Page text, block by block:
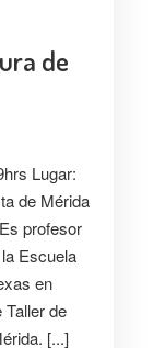
de
Lugar:
de Mérida
profesor
Escuela
en
de
[...]